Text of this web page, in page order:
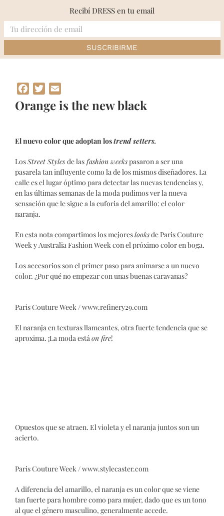
content
Orange is the new black
Facebook
Twitter
Orange is the new black
El nuevo color que adoptan lostrend setters.
LosStreet Styles de las fashion weekspasaron a ser una
pasarela tan influyente como la de los mismos diseñadores. La
calle es el lugar óptimo para detectar las nuevas tendencias y,
en las últimas semanas de la moda pudimos ver la nueva
sensación que le sigue a la euforia del amarillo: el color
naranja.
En esta nota compartimos los mejoreslooksde Paris Couture
Week y Australia Fashion Week con el próximo color en boga.
Los accesorios son el primer paso para animarse a un nuevo
color. ¿Por qué no empezar con unas buenas caravanas?
Paris Couture Week / www.refinery29.com
El naranja en texturas llameantes, otra fuerte tendencia que se
aproxima. ¡La moda estáon fire!
Opuestos que se atraen. El violeta y el naranja juntos son un
acierto.
Paris Couture Week / www.stylecaster.com
A diferencia del amarillo, el naranja es un color que se viene
tan fuerte para hombre como para mujer, dado que es un tono
al que el género masculino, generalmente accede.
Recibí DRESS en tu email